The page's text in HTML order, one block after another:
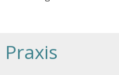
Praxis